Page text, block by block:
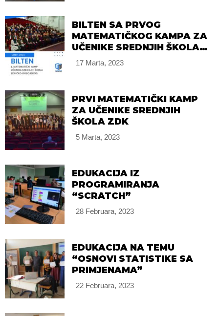
BILTEN SA PRVOG
MATEMATIČKOG KAMPA ZA
UČENIKE SREDNJIH ŠKOLA
ZDK
17 Marta, 2023
PRVI MATEMATIČKI KAMP
ZA UČENIKE SREDNJIH
ŠKOLA ZDK
5 Marta, 2023
EDUKACIJA IZ
PROGRAMIRANJA
“SCRATCH”
28 Februara, 2023
EDUKACIJA NA TEMU
“OSNOVI STATISTIKE SA
PRIMJENAMA”
22 Februara, 2023